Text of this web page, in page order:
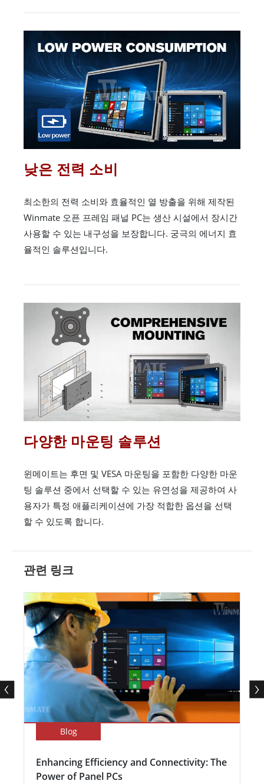
낮은 전력 소비
최소한의 전력 소비와 효율적인 열 방출을 위해 제작된
Winmate 오픈 프레임 패널 PC는 생산 시설에서 장시간
사용할 수 있는 내구성을 보장합니다. 궁극의 에너지 효
율적인 솔루션입니다.
다양한 마운팅 솔루션
윈메이트는 후면 및 VESA 마운팅을 포함한 다양한 마운
팅 솔루션 중에서 선택할 수 있는 유연성을 제공하여 사
용자가 특정 애플리케이션에 가장 적합한 옵션을 선택
할 수 있도록 합니다.
관련 링크
Blog
Enhancing Efficiency and Connectivity: The
Power of Panel PCs